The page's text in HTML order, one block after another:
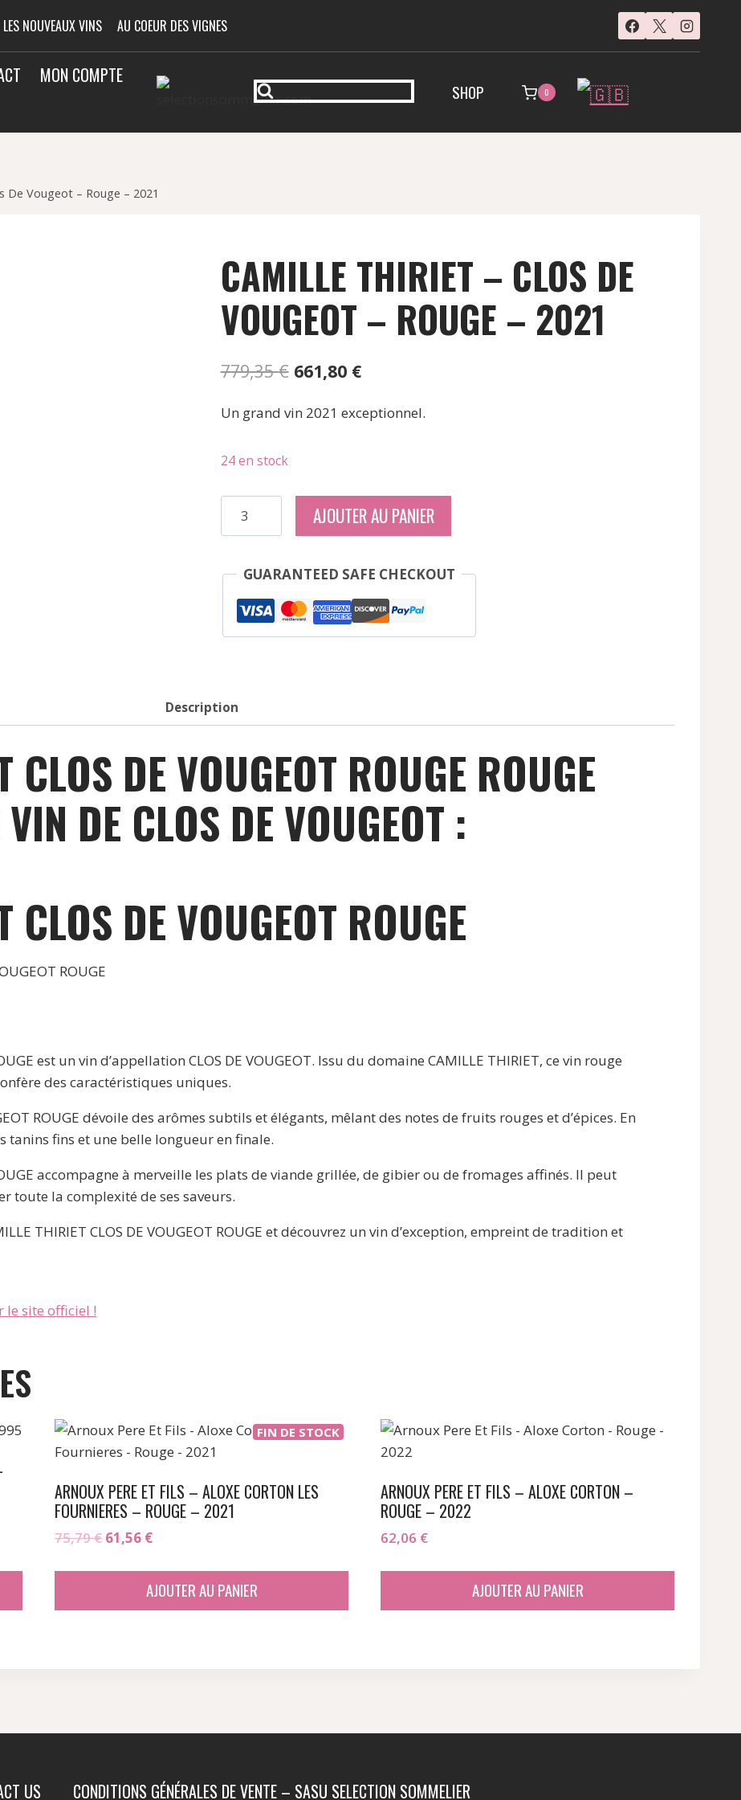
LES NOUVEAUX VINS AU COEUR DES VIGNES
MON COMPTE
SHOP 0
De Vougeot – Rouge – 2021
CAMILLE THIRIET – CLOS DE
VOUGEOT – ROUGE – 2021
779,35€ Le
initial
661,80 €Le
actuel
Un grand vin 2021 exceptionnel.
24 en stock
Thiriet
Clos
De
Rouge
-
AJOUTER AU PANIER
GUARANTEED SAFE CHECKOUT
Description
DE VOUGEOT ROUGE ROUGE
DE CLOS DE VOUGEOT :
DE VOUGEOT ROUGE
ROUGE
est un vin d’appellation CLOS DE VOUGEOT. Issu du domaine CAMILLE THIRIET, ce vin rouge
des caractéristiques uniques.
ROUGE dévoile des arômes subtils et élégants, mêlant des notes de fruits rouges et d’épices. En
tanins fins et une belle longueur en finale.
accompagne à merveille les plats de viande grillée, de gibier ou de fromages affinés. Il peut
toute la complexité de ses saveurs.
THIRIET CLOS DE VOUGEOT ROUGE et découvrez un vin d’exception, empreint de tradition et
le site officiel !
FIN DE STOCK
ARNOUX PERE ET FILS – ALOXE CORTON LES
FOURNIERES – ROUGE – 2021
75,79€ Le
61,56 €Le
est :
AJOUTER AU PANIER
ARNOUX PERE ET FILS – ALOXE CORTON –
ROUGE – 2022
62,06 €
AJOUTER AU PANIER
US CONDITIONS GÉNÉRALES DE VENTE – SASU SELECTION SOMMELIER